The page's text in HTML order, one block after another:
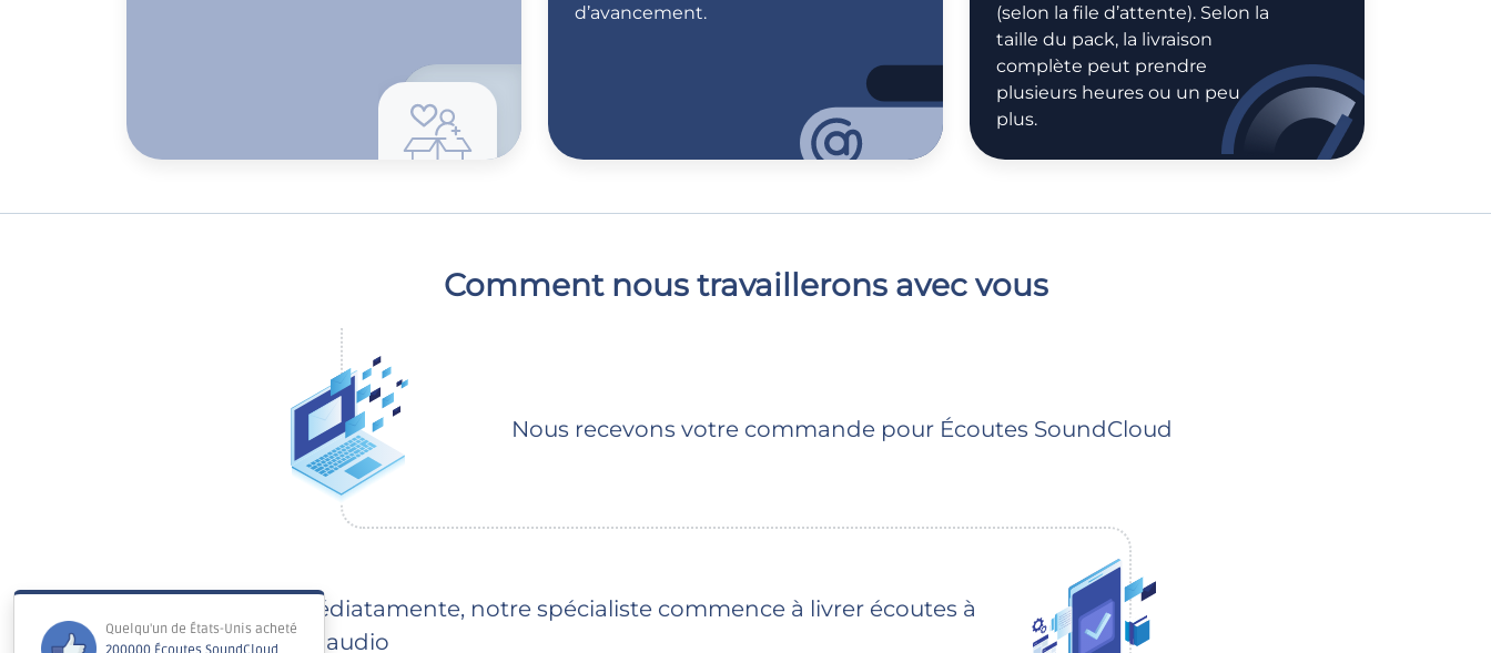
d’avancement.
(selon la file d’attente). Selon la
taille du pack, la livraison
complète peut prendre
plusieurs heures ou un peu
plus.
Comment nous travaillerons avec vous
Nous recevons votre commande pour Écoutes SoundCloud
Immédiatamente, notre spécialiste commence à livrer écoutes à
votre audio